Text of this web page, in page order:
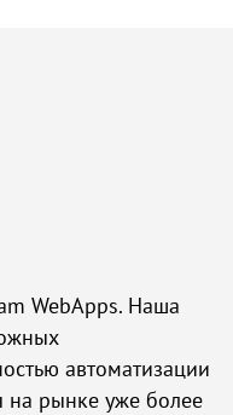
WebApps. Наша
автоматизации
на рынке уже более